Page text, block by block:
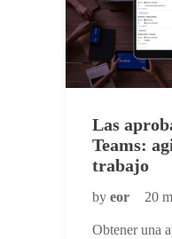
Las
Teams:
trabajo
by eor 20
Obtener una